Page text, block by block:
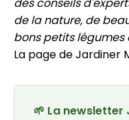
des conseils
de la nature, de
bons petits légumes
La page de Jardiner
🌱 La